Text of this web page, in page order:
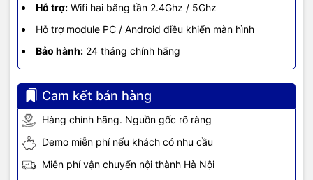
Hỗ trợ: Wifi hai băng tần 2.4Ghz / 5Ghz
Hỗ trợ module PC / Android điều khiển màn hình
Bảo hành: 24 tháng chính hãng
Cam kết bán hàng
Hàng chính hãng. Nguồn gốc rõ ràng
Demo miễn phí nếu khách có nhu cầu
Miễn phí vận chuyển nội thành Hà Nội